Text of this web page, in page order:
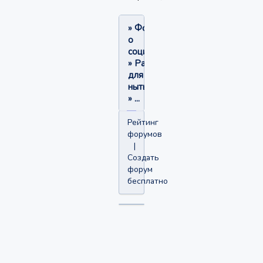
» Форум
о
социофобии
» Раздел
для
нытья
» ...
Рейтинг
форумов
|
Создать
форум
бесплатно